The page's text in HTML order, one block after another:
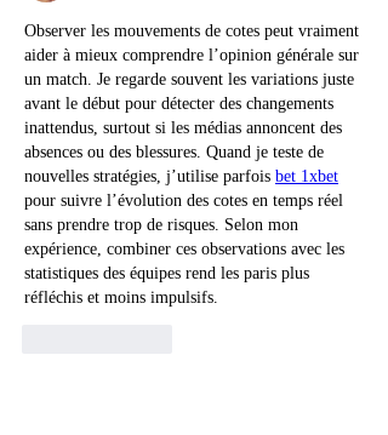
Observer les mouvements de cotes peut vraiment
aider à mieux comprendre l’opinion générale sur
un match. Je regarde souvent les variations juste
avant le début pour détecter des changements
inattendus, surtout si les médias annoncent des
absences ou des blessures. Quand je teste de
nouvelles stratégies, j’utilise parfois bet 1xbet
pour suivre l’évolution des cotes en temps réel
sans prendre trop de risques. Selon mon
expérience, combiner ces observations avec les
statistiques des équipes rend les paris plus
réfléchis et moins impulsifs.